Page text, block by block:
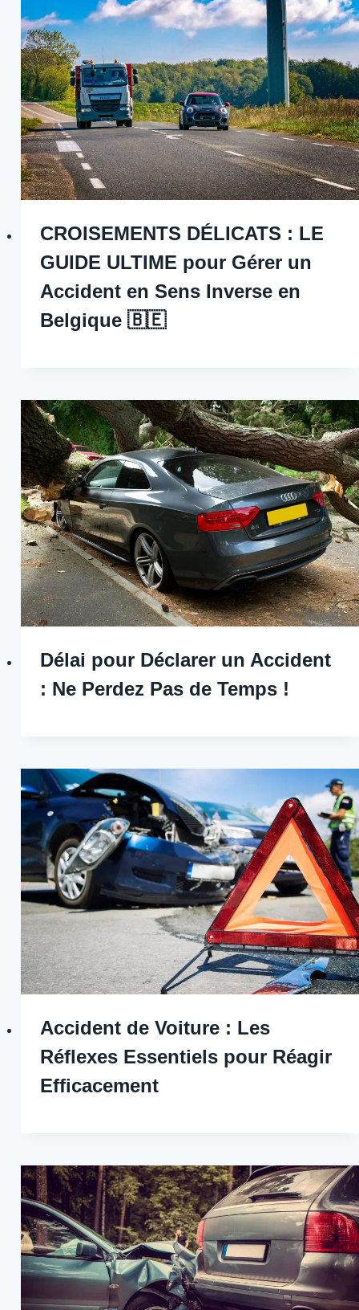
CROISEMENTS DÉLICATS : LE
GUIDE ULTIME pour Gérer un
Accident en Sens Inverse en
Belgique 🇧🇪 ️
Délai pour Déclarer un Accident
: Ne Perdez Pas de Temps !
Accident de Voiture : Les
Réflexes Essentiels pour Réagir
Efficacement